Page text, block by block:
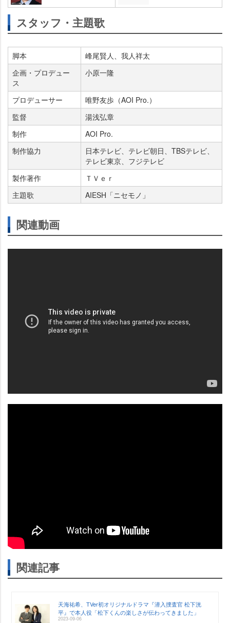
スタッフ・主題歌
脚本
峰尾賢人、我人祥太
企画・プロデュー
ス
小原一隆
プロデューサー
唯野友歩（AOI Pro.）
監督
湯浅弘章
制作
AOI Pro.
制作協力
日本テレビ、テレビ朝日、TBSテレビ、
テレビ東京、フジテレビ
製作著作
ＴＶｅｒ
主題歌
AIESH「ニセモノ」
関連動画
関連記事
天海祐希、TVer初オリジナルドラマ『潜入捜査官 松下洸
平』で本人役「松下くんの楽しさが伝わってきました」
2023-09-06